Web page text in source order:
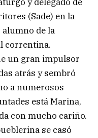
(Sade) en la
alumno de la
correntina.
un gran impulsor
atrás y sembró
a numerosos
está Marina,
con mucho cariño.
se casó